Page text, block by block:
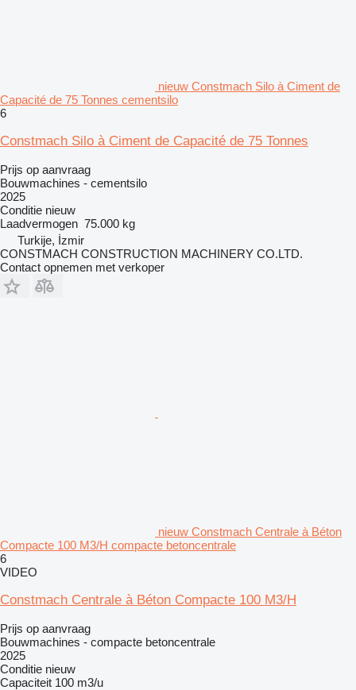
nieuw Constmach Silo à Ciment de
Capacité de 75 Tonnes cementsilo
6
Constmach Silo à Ciment de Capacité de 75 Tonnes
Prijs op aanvraag
Bouwmachines - cementsilo
2025
Conditie nieuw
Laadvermogen 75.000 kg
Turkije, İzmir
CONSTMACH CONSTRUCTION MACHINERY CO.LTD.
Contact opnemen met verkoper
nieuw Constmach Centrale à Béton
Compacte 100 M3/H compacte betoncentrale
6
VIDEO
Constmach Centrale à Béton Compacte 100 M3/H
Prijs op aanvraag
Bouwmachines - compacte betoncentrale
2025
Conditie nieuw
Capaciteit 100 m3/u